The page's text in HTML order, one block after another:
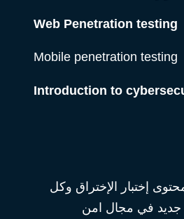
Web Penetration testing
Mobile penetration testing
Introduction to
إختبار الإختراق وكل
Root academy جديد في مجال امن